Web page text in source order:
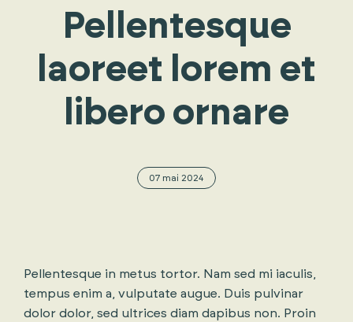
Pellentesque
laoreet lorem et
libero ornare
07 mai 2024
Pellentesque in metus tortor. Nam sed mi iaculis,
tempus enim a, vulputate augue. Duis pulvinar
dolor dolor, sed ultrices diam dapibus non. Proin